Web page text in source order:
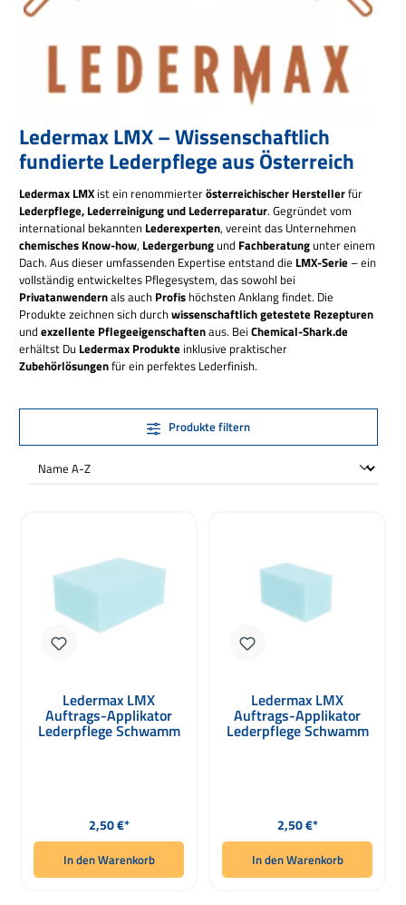
Ledermax LMX – Wissenschaftlich
fundierte Lederpflege aus Österreich
Ledermax LMX ist ein renommierterösterreichischer Herstellerfür
Lederpflege, Lederreinigung und Lederreparatur. Gegründet vom
international bekannten Lederexperten, vereint das Unternehmen
chemisches Know-how, Ledergerbungund Fachberatungunter einem
Dach. Aus dieser umfassenden Expertise entstand die LMX-Serie– ein
vollständig entwickeltes Pflegesystem, das sowohl bei
Privatanwendernals auch Profis höchsten Anklang findet. Die
Produkte zeichnen sich durchwissenschaftlich getestete Rezepturen
und exzellente Pflegeeigenschaftenaus. Bei Chemical-Shark.de
erhältst Du Ledermax Produkte inklusive praktischer
Zubehörlösungenfür ein perfektes Lederfinish.
Produkte filtern
Ledermax LMX
Auftrags-Applikator
Lederpflege Schwamm
groß blau 100 x 70 x
Regulärer Preis:
2,50 €*
In den Warenkorb
Ledermax LMX
Auftrags-Applikator
Lederpflege Schwamm
klein blau 80 x 40 x
Regulärer Preis:
2,50 €*
In den Warenkorb